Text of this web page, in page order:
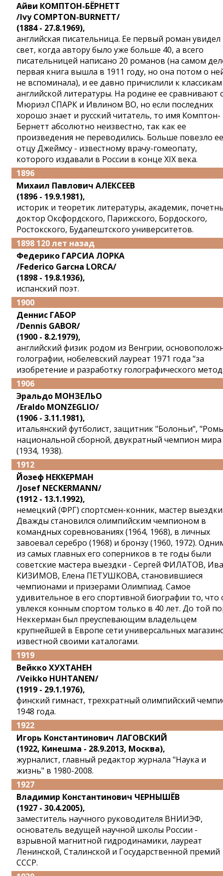
Айви КОМПТОН-БЁРНЕТТ
/Ivy COMPTON-BURNETT/
(1884 - 27.8.1969),
английская писательница. Ее первый роман увидел
свет, когда автору было уже больше 40, а всего
писательницей написано 20 романов (на самом
первая книга вышла в 1911 году, но она потом о
не вспоминала), и ее давно причислили к классикам
английской литературы. На родине ее сравнивают с
Мюриэл СПАРК и Ивлином ВО, но если последних
хорошо знает и русский читатель, то имя Комптон-
Бернетт абсолютно неизвестно, так как ее
произведения не переводились. Больше повезло ее
отцу Джеймсу - известному врачу-гомеопату,
которого издавали в России в конце XIX века.
1896
Михаил Павлович АЛЕКСЕЕВ
(1896 - 19.9.1981),
историк и теоретик литературы, академик,
доктор Оксфордского, Парижского, Бордоского,
Ростокского, Будапештского университетов.
1898 120 лет назад
Федерико ГАРСИА ЛОРКА
/Federico Garcнa LORCA/
(1898 - 19.8.1936),
испанский поэт.
1900
Деннис ГАБОР
/Dennis GABOR/
(1900 - 8.2.1979),
английский физик родом из Венгрии,
голографии, нобелевский лауреат 1971 года "за
изобретение и разработку голографического
1906
Эральдо МОНЗЕЛЬО
/Eraldo MONZEGLIO/
(1906 - 3.11.1981),
итальянский футболист, защитник "Болоньи",
национальной сборной, двукратный чемпион мира
(1934, 1938).
1912
Йозеф НЕККЕРМАН
/Josef NECKERMANN/
(1912 - 13.1.1992),
немецкий (ФРГ) спортсмен-конник, мастер
Дважды становился олимпийским чемпионом в
командных соревнованиях (1964, 1968), в личных
завоевал серебро (1968) и бронзу (1960, 1972).
из самых главных его соперников в те годы были
советские мастера выездки - Сергей ФИЛАТОВ,
КИЗИМОВ, Елена ПЕТУШКОВА, становившиеся
чемпионами и призерами Олимпиад. Самое
удивительное в его спортивной биографии то, что
увлекся конным спортом только в 40 лет. До той
Неккерман был преуспевающим владельцем
крупнейшей в Европе сети универсальных
известной своими каталогами.
1919
Вейкко ХУХТАНЕН
/Veikko HUHTANEN/
(1919 - 29.1.1976),
финский гимнаст, трехкратный олимпийский
1948 года.
1922
Игорь Константинович ЛАГОВСКИЙ
(1922, Кинешма - 28.9.2013, Москва),
журналист, главный редактор журнала "Наука и
жизнь" в 1980-2008.
1927
Владимир Константинович ЧЕРНЫШЁВ
(1927 - 30.4.2005),
заместитель научного руководителя ВНИИЭФ,
основатель ведущей научной школы России -
взрывной магнитной гидродинамики, лауреат
Ленинской, Сталинской и Государственной премий
СССР.